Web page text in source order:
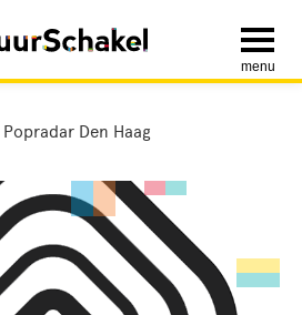
menu
Popradar Den Haag